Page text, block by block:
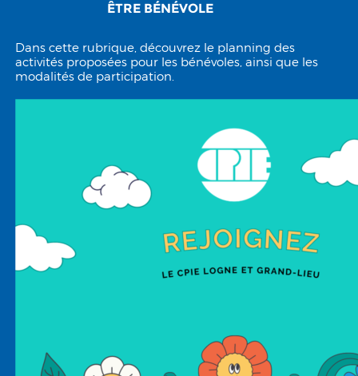
ÊTRE BÉNÉVOLE
Dans cette rubrique, découvrez le planning des
activités proposées pour les bénévoles, ainsi que les
modalités de participation.